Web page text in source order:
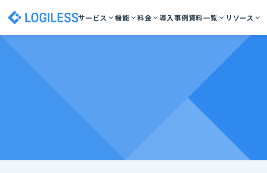
サービス 機能 料金 導入事例資料一覧 リソース